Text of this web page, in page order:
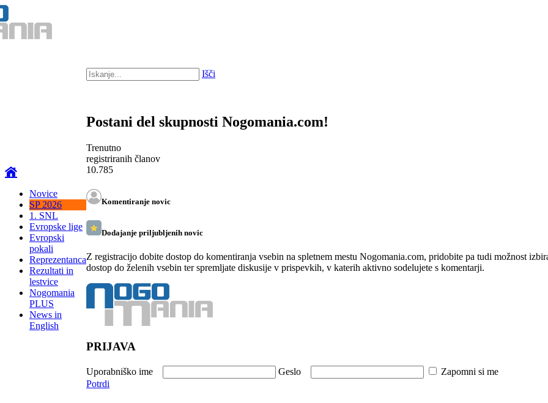
Novice
SP 2026
1. SNL
Evropske lige
Evropski
pokali
Reprezentanca
Rezultati in
lestvice
Nogomania
PLUS
News in
English
Išči
Postani del skupnosti Nogomania.com!
Trenutno
registriranih članov
10.785
Komentiranje novic
Dodajanje priljubljenih novic
Z registracijo dobite dostop do komentiranja vsebin na spletnem mestu Nogomania.com, pridobite pa tudi možnost
dostop do želenih vsebin ter spremljate diskusije v prispevkih, v katerih aktivno sodelujete s komentarji.
PRIJAVA
Uporabniško ime Geslo Zapomni si me
Potrdi